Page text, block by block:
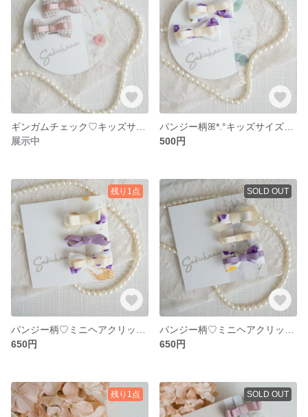
展示中
500円
残り1点
650円
SOLD OUT
650円
残り1点 SOLD OUT